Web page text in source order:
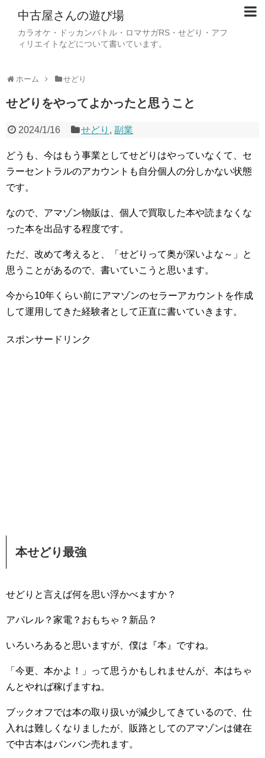
中古屋さんの遊び場
カラオケ・ドッカンバトル・ロマサガRS・せどり・アフ
ィリエイトなどについて書いています。
ホーム せどり
せどりをやってよかったと思うこと
2024/1/16 せどり ,副業
どうも、今はもう事業としてせどりはやっていなくて、セ
ラーセントラルのアカウントも自分個人の分しかない状態
です。
なので、アマゾン物販は、個人で買取した本や読まなくな
った本を出品する程度です。
ただ、改めて考えると、「せどりって奥が深いよな～」と
思うことがあるので、書いていこうと思います。
今から10年くらい前にアマゾンのセラーアカウントを作成
して運用してきた経験者として正直に書いていきます。
スポンサードリンク
本せどり最強
せどりと言えば何を思い浮かべますか？
アパレル？家電？おもちゃ？新品？
いろいろあると思いますが、僕は『本』ですね。
「今更、本かよ！」って思うかもしれませんが、本はちゃ
んとやれば稼げますね。
ブックオフでは本の取り扱いが減少してきているので、仕
入れは難しくなりましたが、販路としてのアマゾンは健在
で中古本はバンバン売れます。